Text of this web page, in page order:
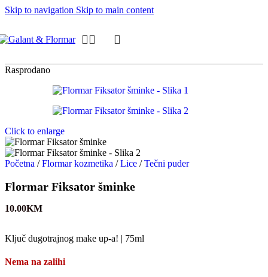
Skip to navigation Skip to main content
Rasprodano
Click to enlarge
Početna / Flormar kozmetika / Lice / Tečni puder
Flormar Fiksator šminke
10.00KM
Ključ dugotrajnog make up-a! | 75ml
Nema na zalihi